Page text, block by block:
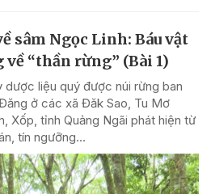
sâm Ngọc Linh: Báu vật
“thần rừng” (Bài 1)
dược liệu quý được núi rừng ban
ở các xã Đăk Sao, Tu Mơ
Xốp, tỉnh Quảng Ngãi phát hiện từ
tín ngưỡng...